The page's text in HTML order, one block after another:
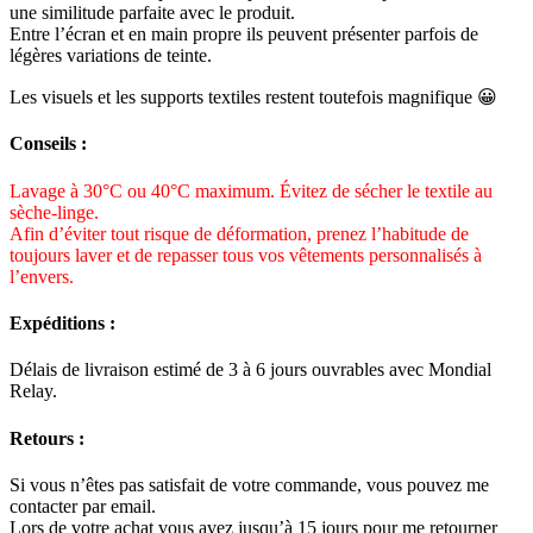
une similitude parfaite avec le produit.
Entre l’écran et en main propre ils peuvent présenter parfois de
légères variations de teinte.
Les visuels et les supports textiles restent toutefois magnifique 😀
Conseils :
Lavage à 30°C ou 40°C maximum. Évitez de sécher le textile au
sèche-linge.
Afin d’éviter tout risque de déformation, prenez l’habitude de
toujours laver et de repasser tous vos vêtements personnalisés à
l’envers.
Expéditions :
Délais de livraison estimé de 3 à 6 jours ouvrables avec Mondial
Relay.
Retours :
Si vous n’êtes pas satisfait de votre commande, vous pouvez me
contacter par email.
Lors de votre achat vous avez jusqu’à 15 jours pour me retourner